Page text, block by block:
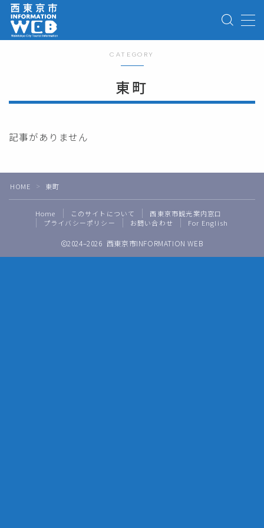
MENU
お問い合わせ
CATEGORY
東町
記事がありません
HOME ＞ 東町
Home このサイトについて
西東京市観光案内窓口
プライバシーポリシー
お問い合わせ For English
2024–2026 西東京市INFORMATION WEB